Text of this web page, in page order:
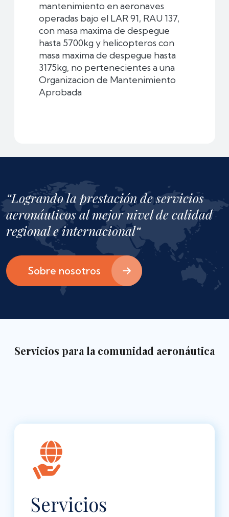
mantenimiento en aeronaves
operadas bajo el LAR 91, RAU 137,
con masa maxima de despegue
hasta 5700kg y helicopteros con
masa maxima de despegue hasta
3175kg, no pertenecientes a una
Organizacion de Mantenimiento
Aprobada
“Logrando la prestación de servicios
aeronáuticos al mejor nivel de calidad
regional e internacional“
Sobre nosotros
Servicios para la comunidad aeronáutica
Servicios